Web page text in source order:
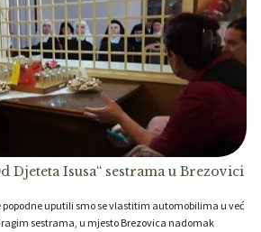
Djeteta Isusa“ sestrama u Brezovici
popodne uputili smo se vlastitim automobilima u već
sestrama, u mjesto Brezovica nadomak